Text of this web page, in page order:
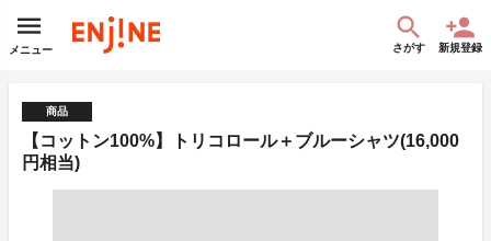
メニュー さがす 新規登録
商品
【コットン100%】トリコロール＋ブルーシャツ(16,000
円相当)